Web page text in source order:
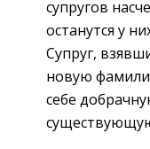
супругов
останутся у
Супруг,
новую
себе